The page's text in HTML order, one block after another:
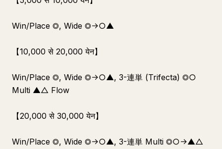
Win/Place ◎, Wide ◎→○▲
【10,000 से 20,000 येन】
Win/Place ◎, Wide ◎→○▲, 3-連単 (Trifecta) ◎○
Multi ▲△ Flow
【20,000 से 30,000 येन】
Win/Place ◎, Wide ◎→○▲, 3-連単 Multi ◎○→▲△